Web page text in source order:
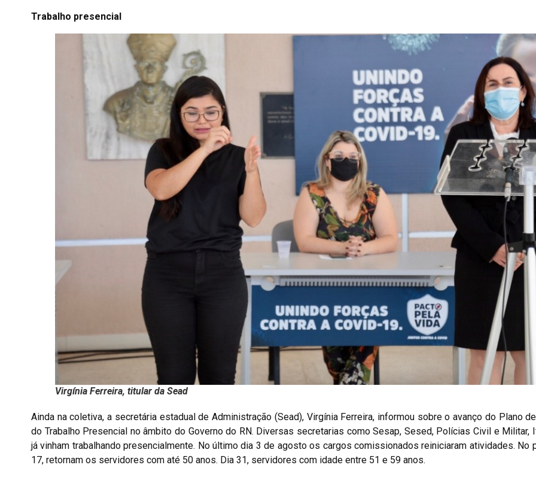
Trabalho presencial
Virgínia Ferreira, titular da Sead
Ainda na coletiva, a secretária estadual de Administração (Sead), Virgínia Ferreira, informou sobre o avanço do Plano
do Trabalho Presencial no âmbito do Governo do RN. Diversas secretarias como Sesap, Sesed, Polícias Civil e Militar,
já vinham trabalhando presencialmente. No último dia 3 de agosto os cargos comissionados reiniciaram atividades. No
17, retornam os servidores com até 50 anos. Dia 31, servidores com idade entre 51 e 59 anos.